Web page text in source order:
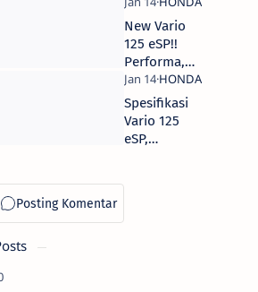
Satria FU
akan rilis
tahun ini
broo!!
New Vario
125 eSP!!
Performa,
Varian
Warna &
Harga OTR
Jakarta
Spesifikasi
Vario 125
eSP,